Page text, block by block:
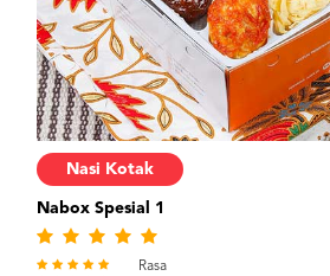
Nasi Kotak
Nabox Spesial 1
Rasa